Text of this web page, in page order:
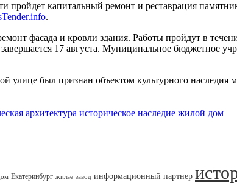
пройдет капитальный ремонт и реставрация
.
фасада и кровли здания. Работы пройдут в
17 августа. Муниципальное бюджетное
улице был признан объектом культурного наследия
архитектура историческое наследие жилой дом
Екатеринбург жилье завод информационный партнер